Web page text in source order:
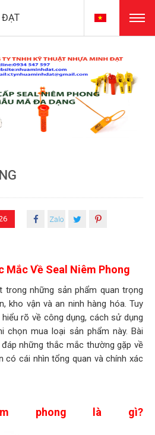
ĐẠT
Mắc Về Seal Niêm Phong
trong những sản phẩm quan trọng
kho vận và an ninh hàng hóa. Tuy
rõ về công dụng, cách sử dụng
chọn mua loại sản phẩm này. Bài
những thắc mắc thường gặp về
có cái nhìn tổng quan và chính xác
phong là gì?